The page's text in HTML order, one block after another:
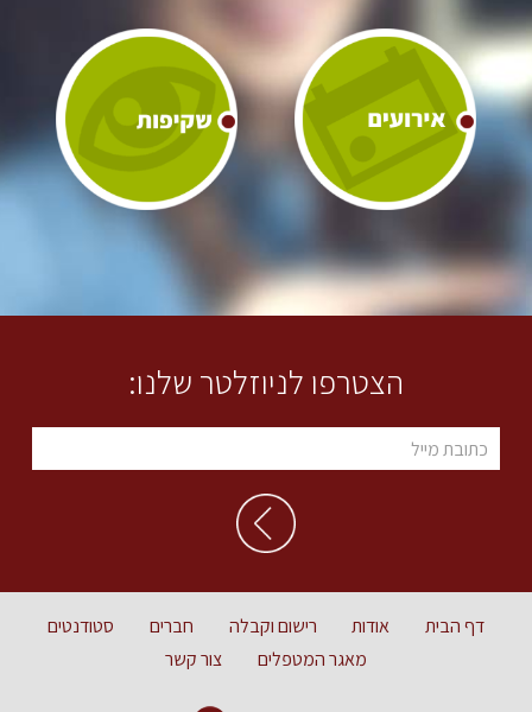
הצטרפו לניוזלטר שלנו:
דף הבית אודות רישום וקבלה חברים
סטודנטים
מאגר המטפלים
צור קשר